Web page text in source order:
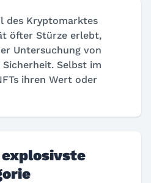
des Kryptomarktes
öfter Stürze erlebt,
Untersuchung von
Sicherheit. Selbst im
ihren Wert oder
explosivste